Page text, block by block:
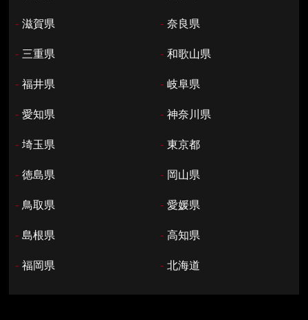
- 滋賀県 - 奈良県
- 三重県 - 和歌山県
- 福井県 - 岐阜県
- 愛知県 - 神奈川県
- 埼玉県 - 東京都
- 徳島県 - 岡山県
- 鳥取県 - 愛媛県
- 島根県 - 高知県
- 福岡県 - 北海道